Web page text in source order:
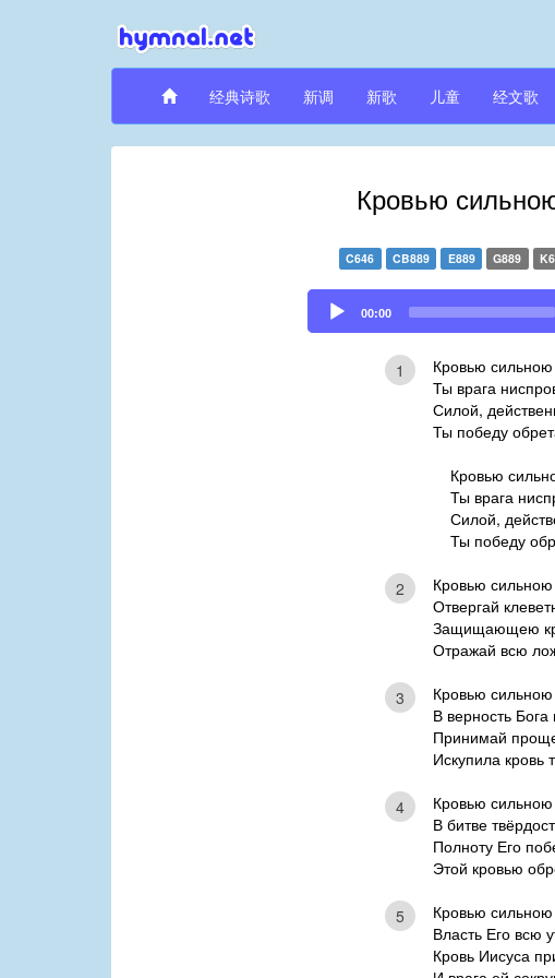
经典诗歌 新调 新歌 儿童 经文歌
Кровью
C646 CB889 E889 G889
Audio
Player
00:00
1
Кровью
Ты врага
Силой,
Ты победу
Кровью
Ты врага
Силой,
Ты победу
2
Кровью
Отвергай
Защищающею
Отражай всю
3
Кровью
В верность Бога
Принимай
Искупила кровь
4
Кровью
В битве
Полноту Его
Этой кровью
5
Кровью
Власть Его всю
Кровь Иисуса